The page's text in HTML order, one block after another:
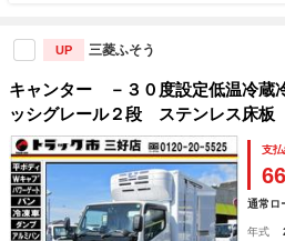
UP 三菱ふそう
キャンター －３０度設定低温冷
ッシグレール２段 ステンレス床
逸脱警報 アクティブサイドガー
ｅｔｏｏｔｈ対応オーディオ イー
車 積載２トン
支
通常ロ
年式